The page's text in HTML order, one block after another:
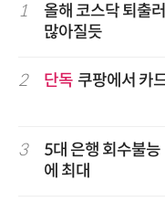
1
올해 코스닥 퇴출
많아질듯
2 단독 쿠팡에서 카
3
5대 은행 회수불
에 최대